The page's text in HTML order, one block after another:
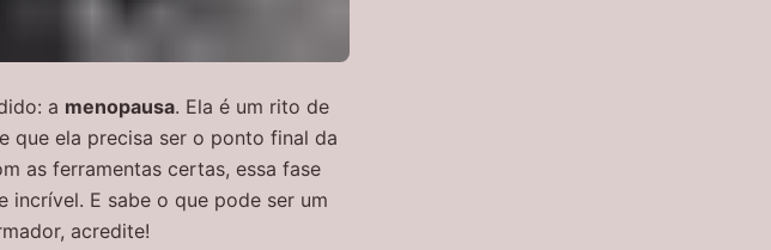
a menopausa. Ela é um rito de
que ela precisa ser o ponto final da
as ferramentas certas, essa fase
E sabe o que pode ser um
acredite!